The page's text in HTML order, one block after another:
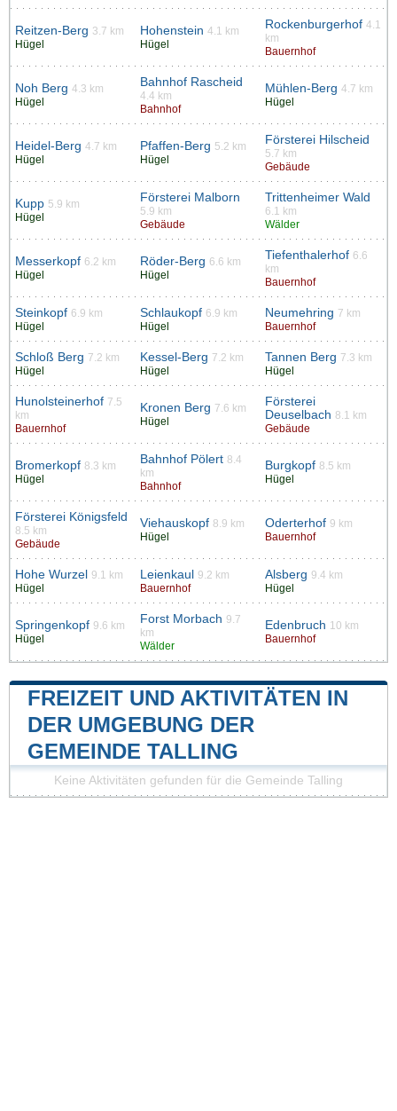
Reitzen-Berg 3.7 km
Hügel
Hohenstein 4.1 km
Hügel
Rockenburgerhof 4.1
km
Bauernhof
Noh Berg 4.3 km
Hügel
Bahnhof Rascheid
4.4 km
Bahnhof
Mühlen-Berg 4.7 km
Hügel
Heidel-Berg 4.7 km
Hügel
Pfaffen-Berg 5.2 km
Hügel
Försterei Hilscheid
5.7 km
Gebäude
Kupp 5.9 km
Hügel
Försterei Malborn
5.9 km
Gebäude
Trittenheimer Wald
6.1 km
Wälder
Messerkopf 6.2 km
Hügel
Röder-Berg 6.6 km
Hügel
Tiefenthalerhof 6.6
km
Bauernhof
Steinkopf 6.9 km
Hügel
Schlaukopf 6.9 km
Hügel
Neumehring 7 km
Bauernhof
Schloß Berg 7.2 km
Hügel
Kessel-Berg 7.2 km
Hügel
Tannen Berg 7.3 km
Hügel
Hunolsteinerhof 7.5
km
Bauernhof
Kronen Berg 7.6 km
Hügel
Försterei
Deuselbach 8.1 km
Gebäude
Bromerkopf 8.3 km
Hügel
Bahnhof Pölert 8.4
km
Bahnhof
Burgkopf 8.5 km
Hügel
Försterei Königsfeld
8.5 km
Gebäude
Viehauskopf 8.9 km
Hügel
Oderterhof 9 km
Bauernhof
Hohe Wurzel 9.1 km
Hügel
Leienkaul 9.2 km
Bauernhof
Alsberg 9.4 km
Hügel
Springenkopf 9.6 km
Hügel
Forst Morbach 9.7
km
Wälder
Edenbruch 10 km
Bauernhof
FREIZEIT UND AKTIVITÄTEN IN
DER UMGEBUNG DER
GEMEINDE TALLING
Keine Aktivitäten gefunden für die Gemeinde Talling